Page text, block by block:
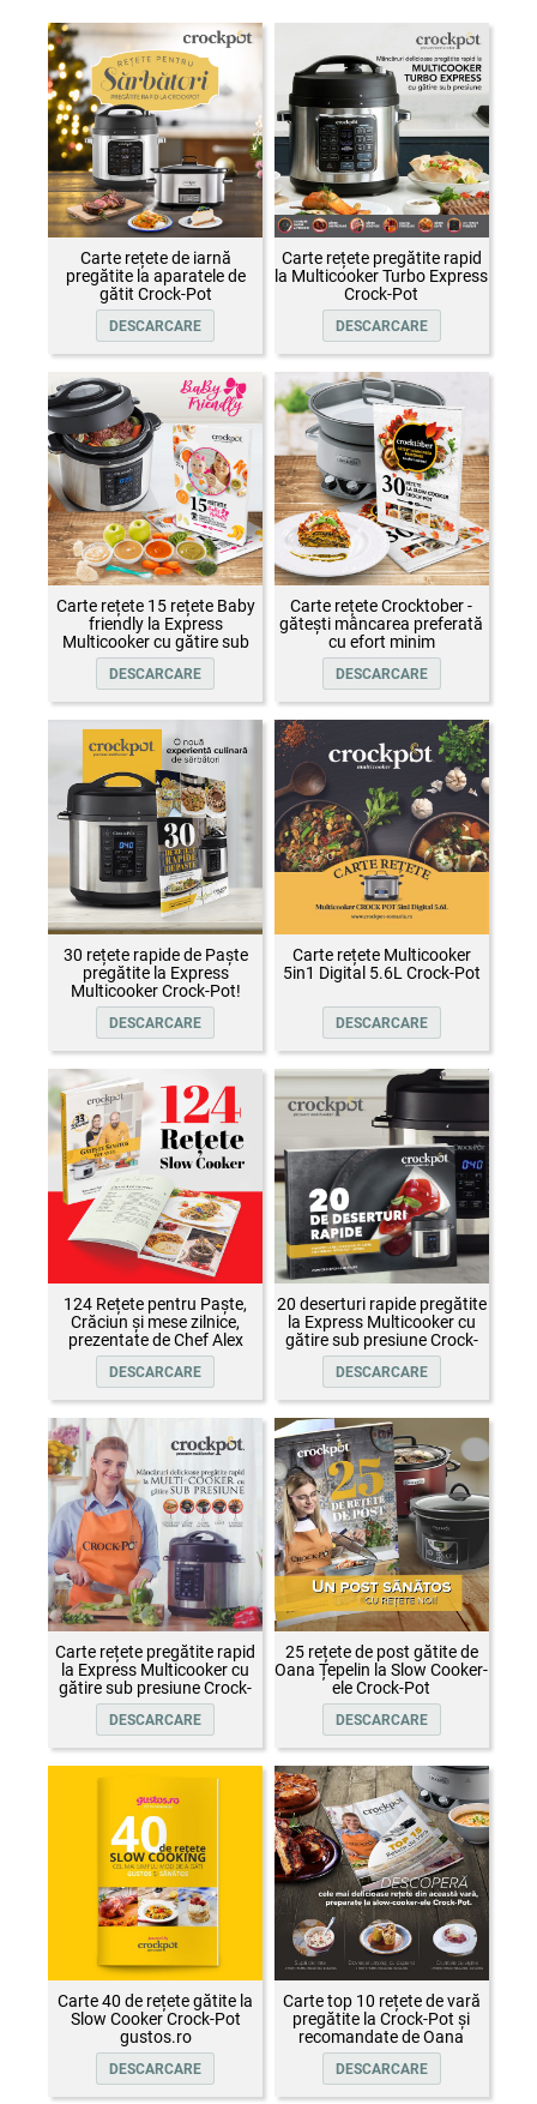
Carte rețete de iarnă
pregătite la aparatele de
gătit Crock-Pot
DESCARCARE
Carte rețete pregătite rapid
la Multicooker Turbo Express
Crock-Pot
DESCARCARE
Carte rețete 15 rețete Baby
friendly la Express
Multicooker cu gătire sub
presiune Crock-Pot
DESCARCARE
Carte rețete Crocktober -
gătești mâncarea preferată
cu efort minim
DESCARCARE
30 rețete rapide de Paște
pregătite la Express
Multicooker Crock-Pot!
DESCARCARE
Carte rețete Multicooker
5in1 Digital 5.6L Crock-Pot
DESCARCARE
124 Rețete pentru Paște,
Crăciun și mese zilnice,
prezentate de Chef Alex
Cîrțu și invitații săi
DESCARCARE
20 deserturi rapide pregătite
la Express Multicooker cu
gătire sub presiune Crock-
Pot
DESCARCARE
Carte rețete pregătite rapid
la Express Multicooker cu
gătire sub presiune Crock-
Pot
DESCARCARE
25 rețete de post gătite de
Oana Țepelin la Slow Cooker-
ele Crock-Pot
DESCARCARE
Carte 40 de rețete gătite la
Slow Cooker Crock-Pot
gustos.ro
DESCARCARE
Carte top 10 rețete de vară
pregătite la Crock-Pot și
recomandate de Oana
Țepelin
DESCARCARE